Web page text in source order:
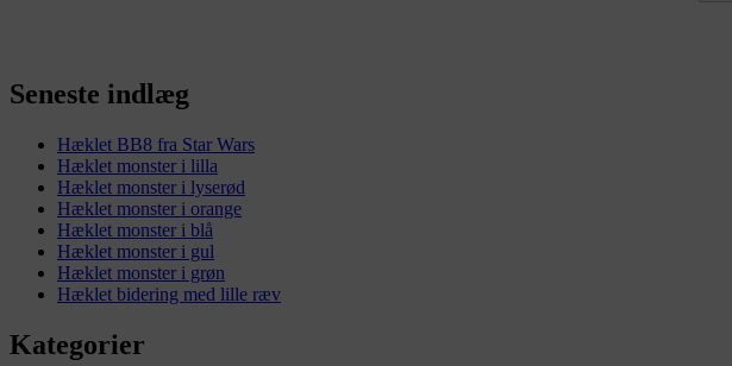
Seneste indlæg
Hæklet BB8 fra Star Wars
Hæklet monster i lilla
Hæklet monster i lyserød
Hæklet monster i orange
Hæklet monster i blå
Hæklet monster i gul
Hæklet monster i grøn
Hæklet bidering med lille ræv
Kategorier